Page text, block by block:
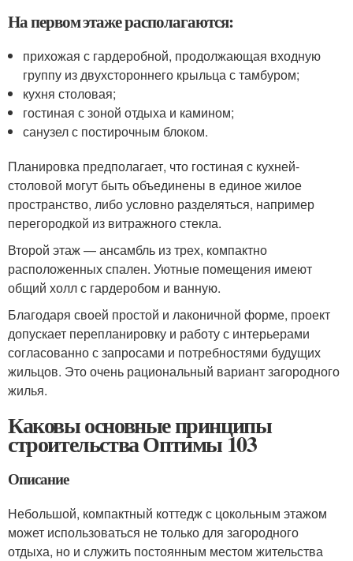
На первом этаже располагаются:
прихожая с гардеробной, продолжающая входную
группу из двухстороннего крыльца с тамбуром;
кухня столовая;
гостиная с зоной отдыха и камином;
санузел с постирочным блоком.
Планировка предполагает, что гостиная с кухней-
столовой могут быть объединены в единое жилое
пространство, либо условно разделяться, например
перегородкой из витражного стекла.
Второй этаж — ансамбль из трех, компактно
расположенных спален. Уютные помещения имеют
общий холл с гардеробом и ванную.
Благодаря своей простой и лаконичной форме, проект
допускает перепланировку и работу с интерьерами
согласованно с запросами и потребностями будущих
жильцов. Это очень рациональный вариант загородного
жилья.
Каковы основные принципы
строительства Оптимы 103
Описание
Небольшой, компактный коттедж с цокольным этажом
может использоваться не только для загородного
отдыха, но и служить постоянным местом жительства